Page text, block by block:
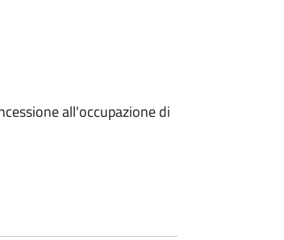
all'occupazione di